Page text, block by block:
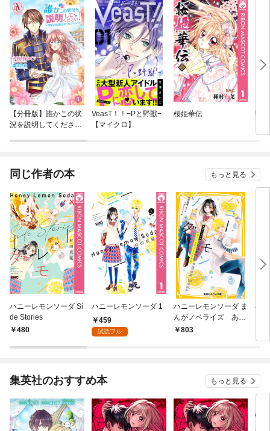
【分冊版】誰かこの状
況を説明してくださ
VeasT！！−Pと野獣−
【マイクロ】
桜姫華伝 墜
同じ作者の本 もっと見る
ハニーレモンソーダ Si
de Stories
480
ハニーレモンソーダ 1
459
試読フル
ハニーレモンソーダ ま
んがノベライズ あな
たを好きでいる勇気
803
小
集英社のおすすめ本 もっと見る